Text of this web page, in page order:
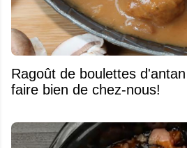
Ragoût de boulettes
faire bien de chez-nous!